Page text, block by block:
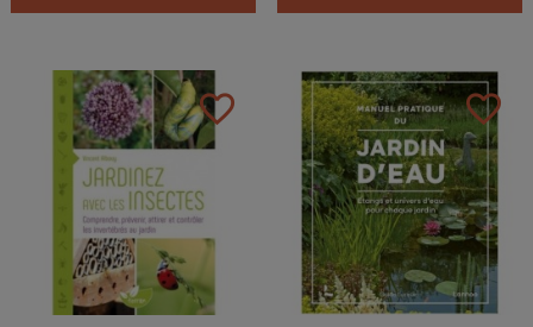
favorite_border favorite_border